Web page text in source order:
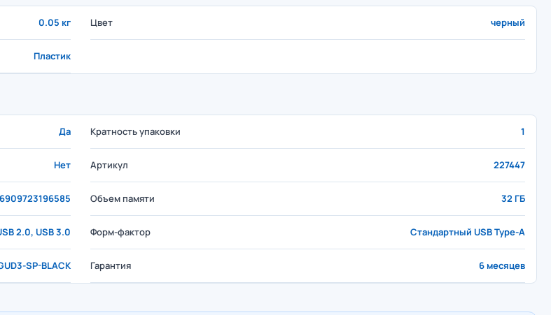
0.05 кг Цвет черный
Пластик
Да Кратность упаковки 1
Нет Артикул 227447
6909723196585 Объем памяти 32 ГБ
2.0, USB 3.0 Форм-фактор Стандартный USB Type-A
SP-BLACK Гарантия 6 месяцев